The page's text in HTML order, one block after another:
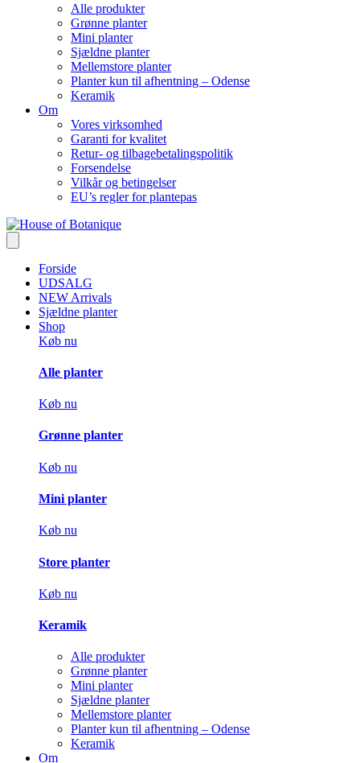
Alle produkter
Grønne planter
Mini planter
Sjældne planter
Mellemstore planter
Planter kun til afhentning – Odense
Keramik
Om
Vores virksomhed
Garanti for kvalitet
Retur- og tilbagebetalingspolitik
Forsendelse
Vilkår og betingelser
EU’s regler for plantepas
Forside
UDSALG
NEW Arrivals
Sjældne planter
Shop
Køb nu
Alle planter
Køb nu
Grønne planter
Køb nu
Mini planter
Køb nu
Store planter
Køb nu
Keramik
Alle produkter
Grønne planter
Mini planter
Sjældne planter
Mellemstore planter
Planter kun til afhentning – Odense
Keramik
Om